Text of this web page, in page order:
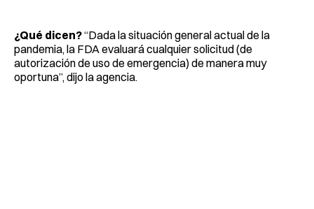
¿Qué dicen?“Dada la situación general actual de la
pandemia, la FDA evaluará cualquier solicitud (de
autorización de uso de emergencia) de manera muy
oportuna”, dijo la agencia.